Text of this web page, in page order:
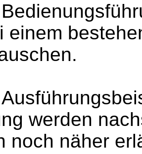
einem
werden
noch näher